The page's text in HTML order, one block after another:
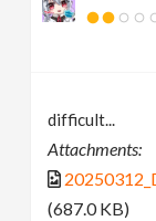
difficult...
Attachments:
(687.0 KB)